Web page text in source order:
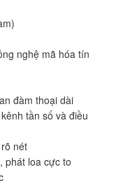
nghệ mã hóa tín
đàm thoại dài
tần số và điều
nét
phát loa cực to